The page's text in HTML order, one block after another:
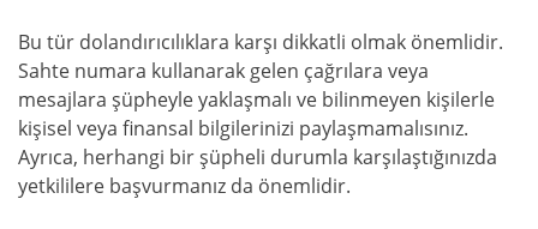
Bu tür dolandırıcılıklara karşı dikkatli olmak önemlidir.
Sahte numara kullanarak gelen çağrılara veya
mesajlara şüpheyle yaklaşmalı ve bilinmeyen kişilerle
kişisel veya finansal bilgilerinizi paylaşmamalısınız.
Ayrıca, herhangi bir şüpheli durumla karşılaştığınızda
yetkililere başvurmanız da önemlidir.